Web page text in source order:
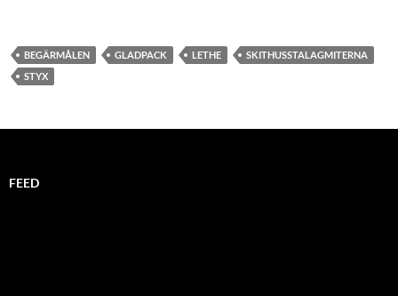
BEGÄRMÅLEN GLADPACK LETHE
SKITHUSSTALAGMITERNA
STYX
FEED